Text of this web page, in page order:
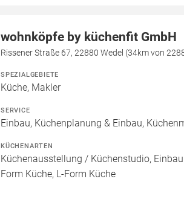
wohnköpfe by küchenfit GmbH
Rissener Straße 67, 22880 Wedel (34km von
SPEZIALGEBIETE
Küche, Makler
SERVICE
Einbau, Küchenplanung & Einbau,
KÜCHENARTEN
Küchenausstellung / Küchenstudio,
Form Küche, L-Form Küche